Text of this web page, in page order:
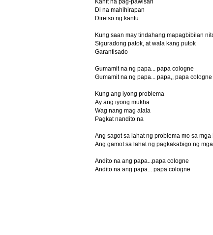
Kahit na pag-pawisan
Di na mahihirapan
Diretso ng kantu
Kung saan may tindahang mapagbibilan
Siguradong patok, at wala kang putok
Garantisado
Gumamit na ng papa... papa cologne
Gumamit na ng papa... papa,, papa cologne
Kung ang iyong problema
Ay ang iyong mukha
Wag nang mag alala
Pagkat nandito na
Ang sagot sa lahat ng problema mo sa mga
Ang gamot sa lahat ng pagkakabigo ng
Andito na ang papa...papa cologne
Andito na ang papa... papa cologne